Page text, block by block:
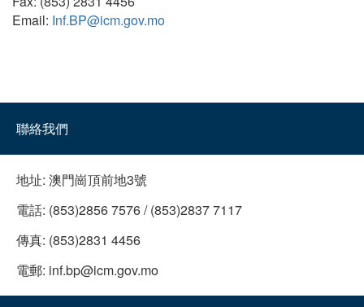
Email: Inf.BP@icm.gov.mo
聯絡我們
地址: 澳門崗頂前地3號
電話: (853)2856 7576 / (853)2837 7117
傳真: (853)2831 4456
電郵: inf.bp@icm.gov.mo